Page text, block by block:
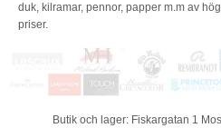
duk, kilramar, pennor, papper m.m av
priser.
Butik och lager: Fiskargatan 1